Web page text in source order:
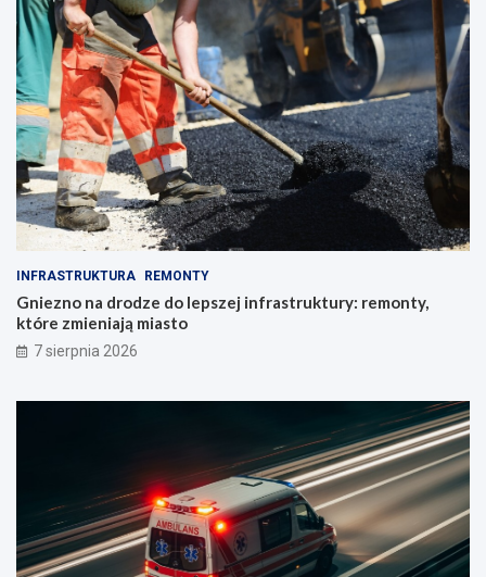
INFRASTRUKTURA REMONTY
Gniezno na drodze do lepszej infrastruktury: remonty,
które zmieniają miasto
7 sierpnia 2026